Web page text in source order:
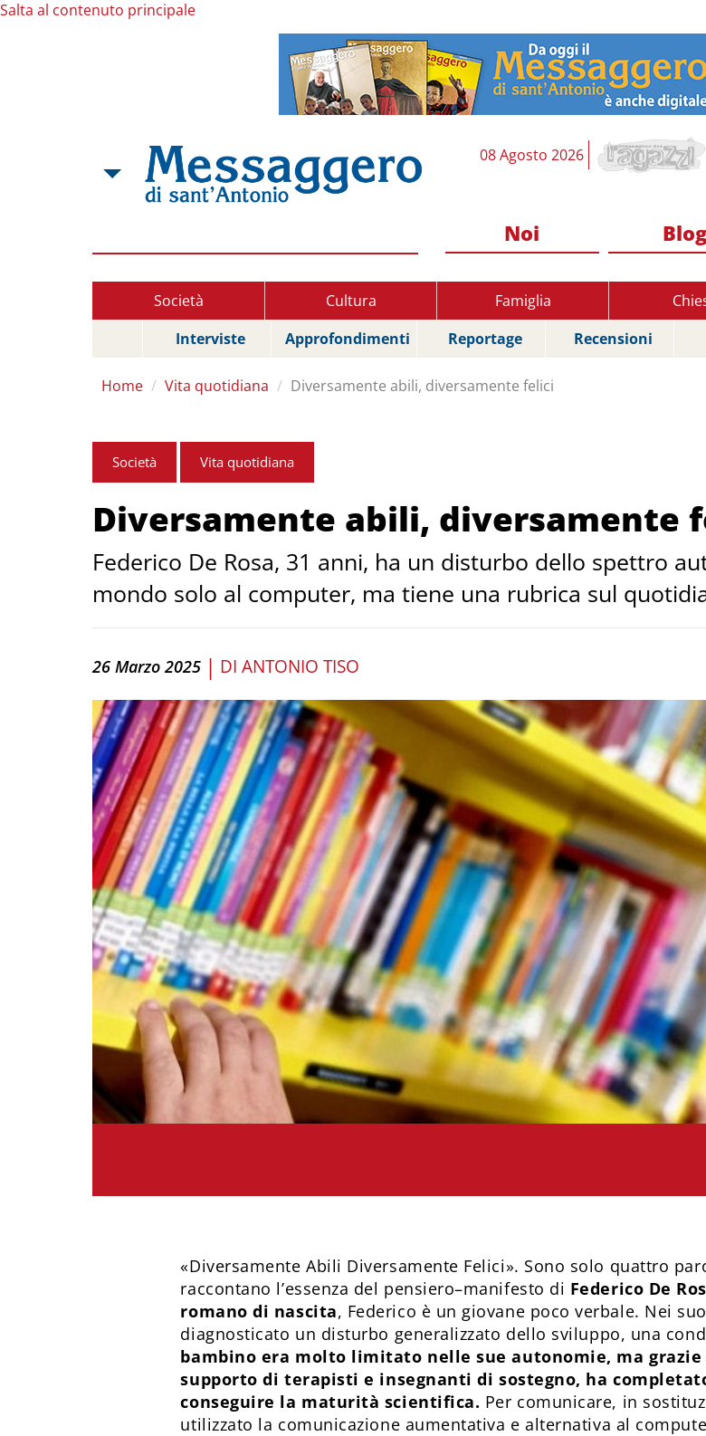
Salta al contenuto principale
08 Agosto 2026
Noi Blog
Società Cultura Famiglia
Interviste
Approfondimenti Reportage Recensioni
Home Vita quotidiana Diversamente abili, diversamente felici
Società Vita quotidiana
Diversamente abili, diversamente
Federico De Rosa, 31 anni, ha un disturbo dello spettro
mondo solo al computer, ma tiene una rubrica sul
26 Marzo 2025 | DI ANTONIO TISO
«Diversamente Abili Diversamente Felici». Sono solo quattro
raccontano l’essenza del pensiero–manifesto di Federico De
romano di nascita, Federico è un giovane poco verbale. Nei
diagnosticato un disturbo generalizzato dello sviluppo, una
bambino era molto limitato nelle sue autonomie, ma
supporto di terapisti e insegnanti di sostegno, ha
conseguire la maturità scientifica. Per comunicare, in
utilizzato la comunicazione aumentativa e alternativa al